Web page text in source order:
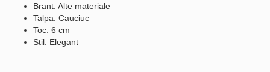
Brant: Alte materiale
Talpa: Cauciuc
Toc: 6 cm
Stil: Elegant